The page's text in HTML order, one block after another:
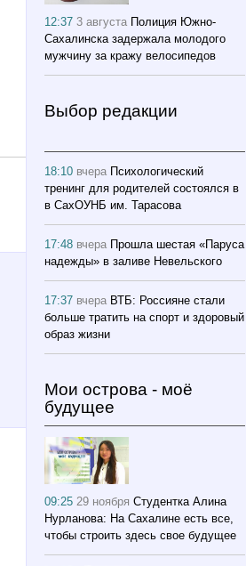
12:373 августа Полиция Южно-
Сахалинска задержала молодого
мужчину за кражу велосипедов
Выбор редакции
18:10 вчера Психологический
тренинг для родителей состоялся в
в СахОУНБ им. Тарасова
17:48 вчера Прошла шестая «Паруса
надежды» в заливе Невельского
17:37 вчера ВТБ: Россияне стали
больше тратить на спорт и здоровый
образ жизни
Мои острова - моё
будущее
09:2529 ноября Студентка Алина
Нурланова: На Сахалине есть все,
чтобы строить здесь свое будущее